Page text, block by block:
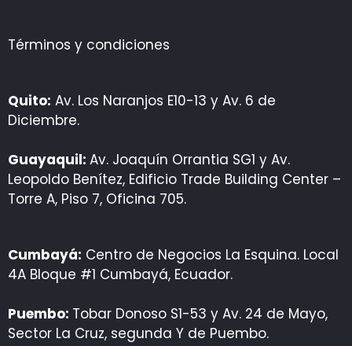
Términos y condiciones
Quito: Av. Los Naranjos E10-13 y Av. 6 de
Diciembre.
Guayaquil: Av. Joaquín Orrantia SG1 y Av.
Leopoldo Benítez, Edificio Trade Building Center –
Torre A, Piso 7, Oficina 705.
Cumbayá: Centro de Negocios La Esquina. Local
4A Bloque #1 Cumbayá, Ecuador.
Puembo: Tobar Donoso S1-53 y Av. 24 de Mayo,
Sector La Cruz, segunda Y de Puembo.